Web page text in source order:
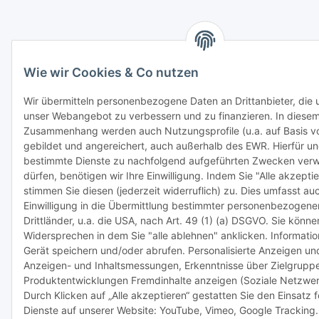
Wie wir Cookies & Co nutzen
Wir übermitteln personenbezogene Daten an Drittanbieter, die
unser Webangebot zu verbessern und zu finanzieren. In
Zusammenhang werden auch Nutzungsprofile (u.a. auf Basis
gebildet und angereichert, auch außerhalb des EWR. Hierfür
bestimmte Dienste zu nachfolgend aufgeführten Zwecken
dürfen, benötigen wir Ihre Einwilligung. Indem Sie "Alle
stimmen Sie diesen (jederzeit widerruflich) zu. Dies umfasst
Einwilligung in die Übermittlung bestimmter
Drittländer, u.a. die USA, nach Art. 49 (1) (a) DSGVO. Sie
Widersprechen in dem Sie "alle ablehnen" anklicken.
Gerät speichern und/oder abrufen. Personalisierte Anzeigen
Anzeigen- und Inhaltsmessungen, Erkenntnisse über
Produktentwicklungen Fremdinhalte anzeigen (Soziale
Durch Klicken auf „Alle akzeptieren“ gestatten Sie den Einsatz
Dienste auf unserer Website: YouTube, Vimeo, Google